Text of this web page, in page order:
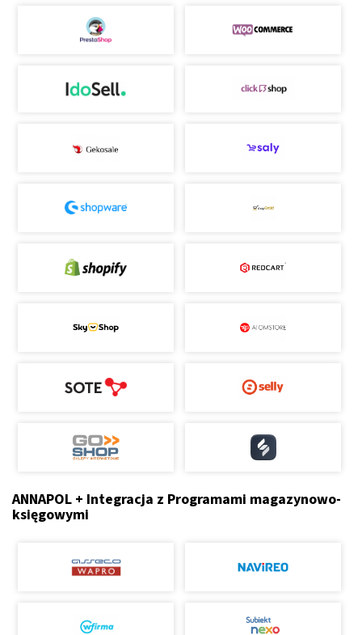
ANNAPOL + Integracja z Programami magazynowo-
księgowymi